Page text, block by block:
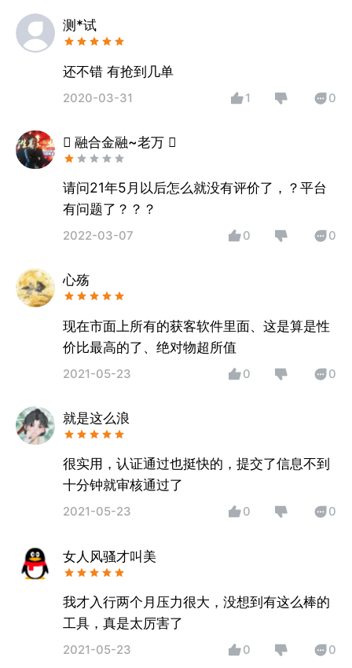
测*试
还不错 有抢到几单
2020-03-31 1 0
 融合金融~老万 
请问21年5月以后怎么就没有评价了，？平台
有问题了？？？
2022-03-07 0 0
心殇
现在市面上所有的获客软件里面、这是算是性
价比最高的了、绝对物超所值
2021-05-23 0 0
就是这么浪
很实用，认证通过也挺快的，提交了信息不到
十分钟就审核通过了
2021-05-23 0 0
女人风骚才叫美
我才入行两个月压力很大，没想到有这么棒的
工具，真是太厉害了
2021-05-23 0 0